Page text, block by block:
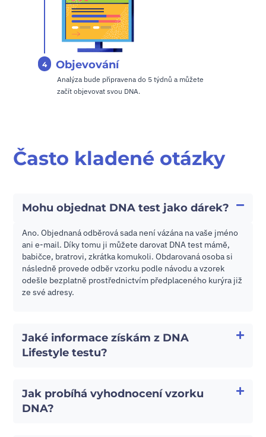
4 Objevování
Analýza bude připravena do 5 týdnů a můžete
začít objevovat svou DNA.
Často kladené otázky
Mohu objednat DNA test jako dárek?
Ano. Objednaná odběrová sada není vázána na vaše jméno
ani e-mail. Díky tomu ji můžete darovat DNA test mámě,
babičce, bratrovi, zkrátka komukoli. Obdarovaná osoba si
následně provede odběr vzorku podle návodu a vzorek
odešle bezplatně prostřednictvím předplaceného kurýra již
ze své adresy.
Jaké informace získám z DNA
Lifestyle testu?
Jak probíhá vyhodnocení vzorku
DNA?